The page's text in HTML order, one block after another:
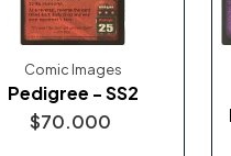
Comic Images
Pedigree - SS2
$70.000